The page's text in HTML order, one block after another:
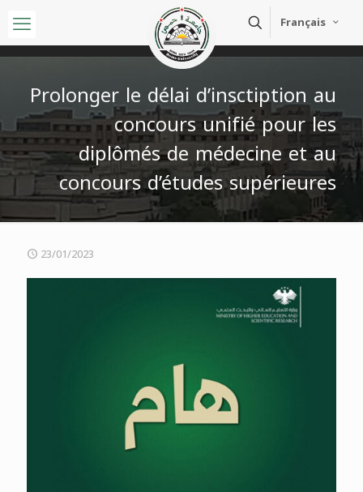
Français
Prolonger le délai d’insctiption au
concours unifié pour les
diplômés de médecine et au
concours d’études supérieures
23/01/2023